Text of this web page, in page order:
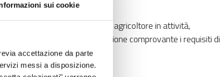
sui cookie
accettazione da parte
messi a disposizione.
all’istruttoria del requisito di agricoltore in attività,
e acquisizione documentazione comprovante i requisiti di